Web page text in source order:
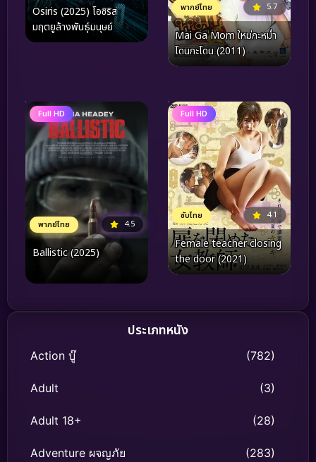
Osiris (2025) โอซิริส
มฤตยูล้างพันธุ์มนุษย์
พากย์ไทย 5.7
Mai Ga Mom ใหม่กะหม่ำ
โดนกะโดน (2011)
Full HD
พากย์ไทย 4.5
Ballistic (2025)
Full HD
ซับไทย 4.1
Female teacher closing
the door (2021)
ประเภทหนัง
Action บู๊ (782)
Adult (3)
Adult 18+ (28)
Adventure ผจญภัย (283)